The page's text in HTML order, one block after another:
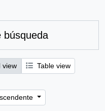
búsqueda
view
Table view